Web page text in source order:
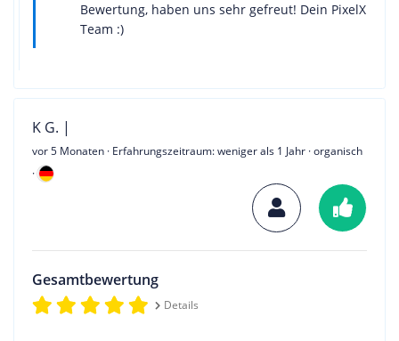
Bewertung, haben uns sehr gefreut! Dein PixelX
Team :)
K G. |
vor 5 Monaten · Erfahrungszeitraum: weniger als 1 Jahr · organisch
·
Gesamtbewertung
Details